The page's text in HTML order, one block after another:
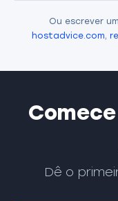
Оu escrever
hostadvice.com,
Dê o